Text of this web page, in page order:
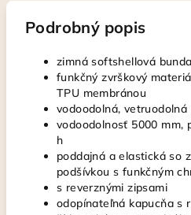
Podrobný popis
zimná softshellová bunda
funkčný zvrškový
TPU membránou
vodoodolná,
vodoodolnosť 5000 mm,
h
poddajná a elastická so
podšívkou s funkčným
s reverznými zipsami
odopínateľná kapucňa s